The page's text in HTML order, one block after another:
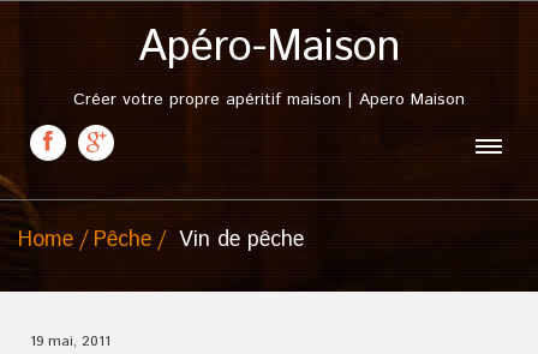
Apéro-Maison
Créer votre propre apéritif maison | Apero Maison
Home Pêche Vin de pêche
19 mai, 2011